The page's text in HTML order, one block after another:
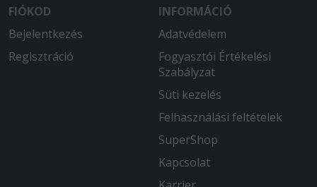
FIÓKOD
Bejelentkezés
Regisztráció
INFORMÁCIÓ
Adatvédelem
Fogyasztói Értékelési
Szabályzat
Süti kezelés
Felhasználási feltételek
SuperShop
Kapcsolat